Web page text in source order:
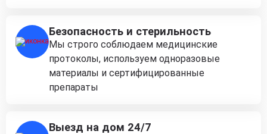
Безопасность и стерильность
Мы строго соблюдаем медицинские
протоколы, используем одноразовые
материалы и сертифицированные
препараты
Выезд на дом 24/7